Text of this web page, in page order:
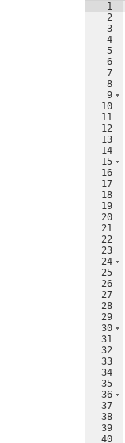
1
2
3
4
5
6
7
8
9
10
11
12
13
14
15
16
17
18
19
20
21
22
23
24
25
26
27
28
29
30
31
32
33
34
35
36
37
38
39
40